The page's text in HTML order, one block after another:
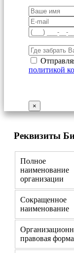
политикой
×
Реквизиты
Полное
наименование
организации
Сокращенное
наименование
правовая форма